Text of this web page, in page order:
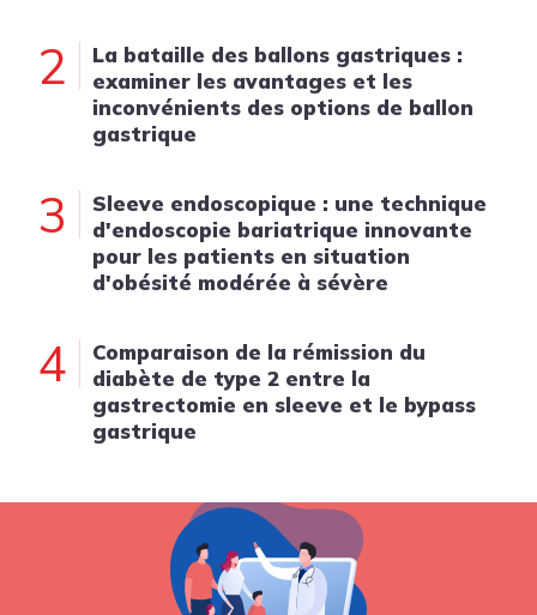
2
La bataille des ballons gastriques :
examiner les avantages et les
inconvénients des options de ballon
gastrique
3
Sleeve endoscopique : une technique
d'endoscopie bariatrique innovante
pour les patients en situation
d'obésité modérée à sévère
4
Comparaison de la rémission du
diabète de type 2 entre la
gastrectomie en sleeve et le bypass
gastrique